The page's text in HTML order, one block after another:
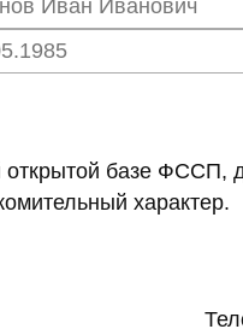
базе ФССП,
характер.